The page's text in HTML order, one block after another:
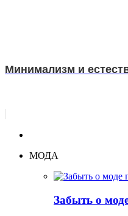
Минимализм и
МОДА
Забыть о